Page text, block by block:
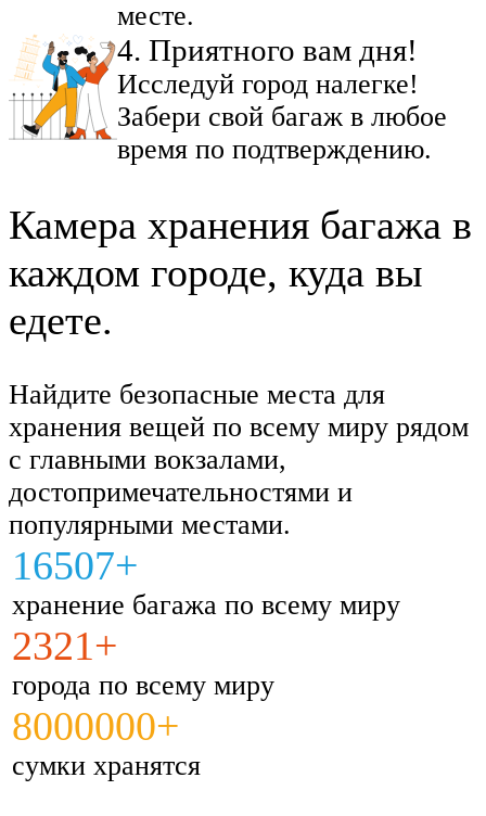
месте.
4. Приятного вам дня!
Исследуй город налегке!
Забери свой багаж в любое
время по подтверждению.
Камера хранения багажа в
каждом городе, куда вы
едете.
Найдите безопасные места для
хранения вещей по всему миру рядом
с главными вокзалами,
достопримечательностями и
популярными местами.
16507+
хранение багажа по всему миру
2321+
города по всему миру
8000000+
сумки хранятся